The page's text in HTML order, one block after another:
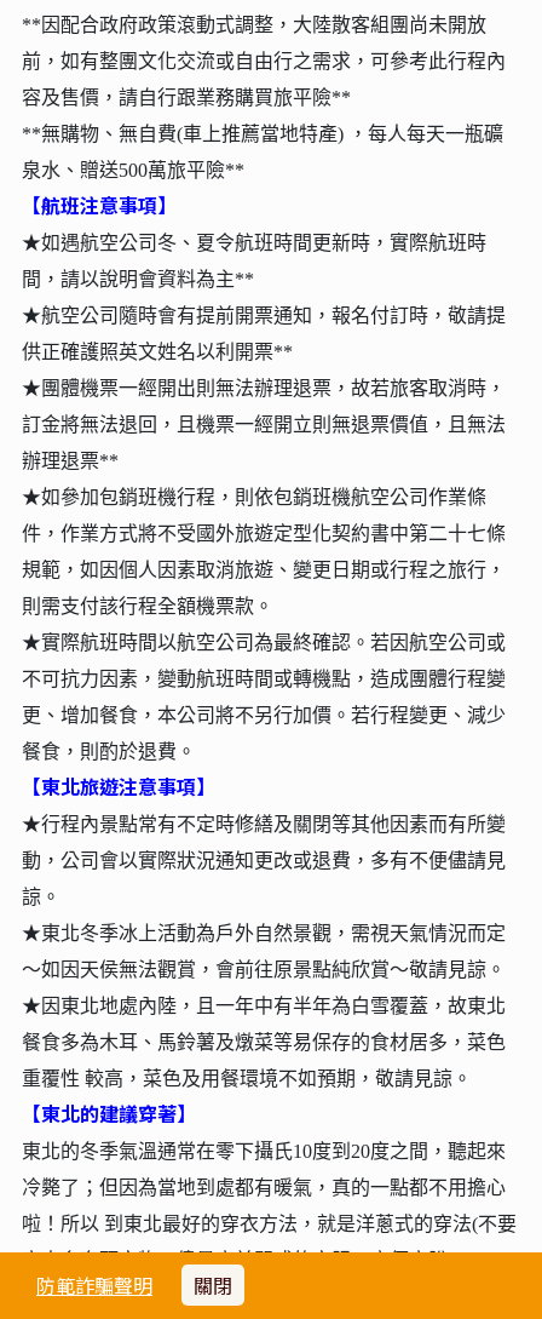
防範詐騙聲明 關閉
**因配合政府政策滾動式調整，大陸散客組團尚未開放
前，如有整團文化交流或自由行之需求，可參考此行程內
容及售價，請自行跟業務購買旅平險**
**無購物、無自費(車上推薦當地特產) ，每人每天一瓶礦
泉水 、贈送500萬旅平險**
【航班注意事項】
★如遇航空公司冬、夏令航班時間更新時，實際航班時
間，請以說明會資料為主**
★航空公司隨時會有提前開票通知，報名付訂時，敬請提
供正確護照英文姓名以利開票**
★團體機票一經開出則無法辦理退票，故若旅客取消時，
訂金將無法退回，且機票一經開立則無退票價值，且無法
辦理退票**
★如參加包銷班機行程，則依包銷班機航空公司作業條
件，作業方式將不受國外旅遊定型化契約書中第二十七條
規範，如因個人因素取消旅遊、變更日期或行程之旅行，
則需支付該行程全額機票款。
★實際航班時間以航空公司為最終確認。若因航空公司或
不可抗力因素，變動航班時間或轉機點，造成團體行程變
更、增加餐食，本公司將不另行加價。若行程變更、減少
餐食，則酌於退費。
【東北旅遊注意事項】
★行程內景點常有不定時修繕及關閉等其他因素而有所變
動，公司會以實際狀況通知更改或退費，多有不便儘請見
諒。
★東北冬季冰上活動為戶外自然景觀，需視天氣情況而定
～如因天侯無法觀賞，會前往原景點純欣賞～敬請見諒。
★因東北地處內陸，且一年中有半年為白雪覆蓋，故東北
餐食多為木耳、馬鈴薯及燉菜等易保存的食材居多，菜色
重覆性 較高，菜色及用餐環境不如預期，敬請見諒。
【東北的建議穿著】
東北的冬季氣溫通常在零下攝氏10度到20度之間，聽起來
冷斃了；但因為當地到處都有暖氣，真的一點都不用擔心
啦！所以 到東北最好的穿衣方法，就是洋蔥式的穿法(不要
穿太多套頭衣物；儘量穿前開式的衣服；方便穿脫)。
＊第一層：在最內層穿上排汗衣。因室內有暖氣故室內外